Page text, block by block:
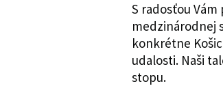
S radosťou
medzinárodnej
konkrétne
udalosti. Naši
stopu.